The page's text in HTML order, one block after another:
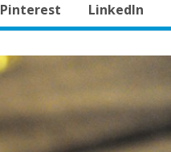
Pinterest LinkedIn